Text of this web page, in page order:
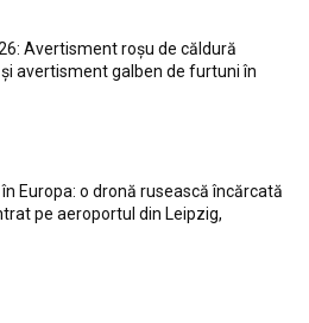
Avertisment roșu de căldură
avertisment galben de furtuni în
Europa: o dronă rusească încărcată
pe aeroportul din Leipzig,